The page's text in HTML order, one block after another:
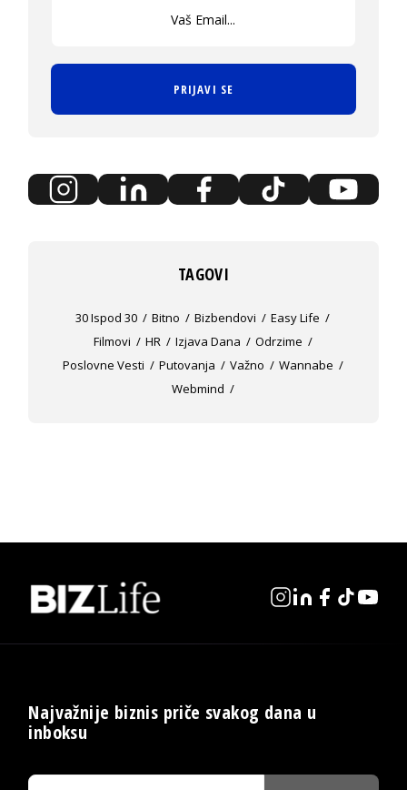
PRIJAVI SE
TAGOVI
30 Ispod 30 Bitno Bizbendovi
Easy Life
Filmovi
HR Izjava Dana
Odrzime
Poslovne Vesti
Putovanja Važno
Wannabe
Webmind
Najvažnije biznis priče svakog dana u
inboksu